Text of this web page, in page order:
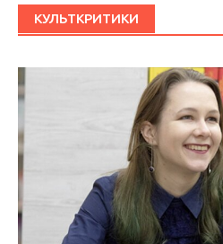
КУЛЬТКРИТИКИ